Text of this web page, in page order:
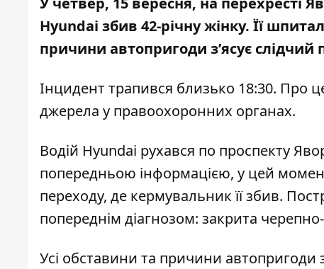
Hyundai збив 42-річну жінку. Її
причини автопригоди з’ясує слідчий
Інцидент трапився близько 18:30. Про
джерела у правоохоронних органах.
Водій Hyundai рухався по проспекту
попередньою інформацією, у цей
переходу, де кермувальник її збив.
попереднім діагнозом: закрита
Усі обставини та причини автопригоди